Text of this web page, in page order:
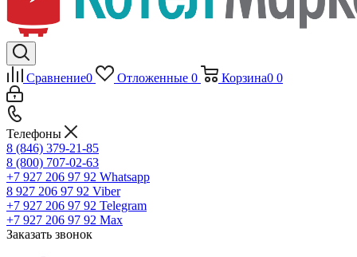
Сравнение0 Отложенные 0 Корзина0 0
Телефоны
8 (846) 379-21-85
8 (800) 707-02-63
+7 927 206 97 92 Whatsapp
8 927 206 97 92 Viber
+7 927 206 97 92 Telegram
+7 927 206 97 92 Max
Заказать звонок